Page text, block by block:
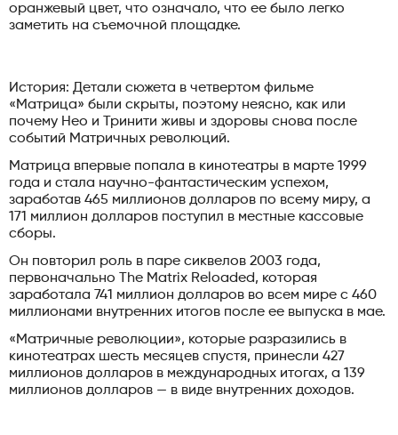
оранжевый цвет, что означало, что ее было легко
заметить на съемочной площадке.
История: Детали сюжета в четвертом фильме
«Матрица» были скрыты, поэтому неясно, как или
почему Нео и Тринити живы и здоровы снова после
событий Матричных революций.
Матрица впервые попала в кинотеатры в марте 1999
года и стала научно-фантастическим успехом,
заработав 465 миллионов долларов по всему миру, а
171 миллион долларов поступил в местные кассовые
сборы.
Он повторил роль в паре сиквелов 2003 года,
первоначально The Matrix Reloaded, которая
заработала 741 миллион долларов во всем мире с 460
миллионами внутренних итогов после ее выпуска в мае.
«Матричные революции», которые разразились в
кинотеатрах шесть месяцев спустя, принесли 427
миллионов долларов в международных итогах, а 139
миллионов долларов — в виде внутренних доходов.